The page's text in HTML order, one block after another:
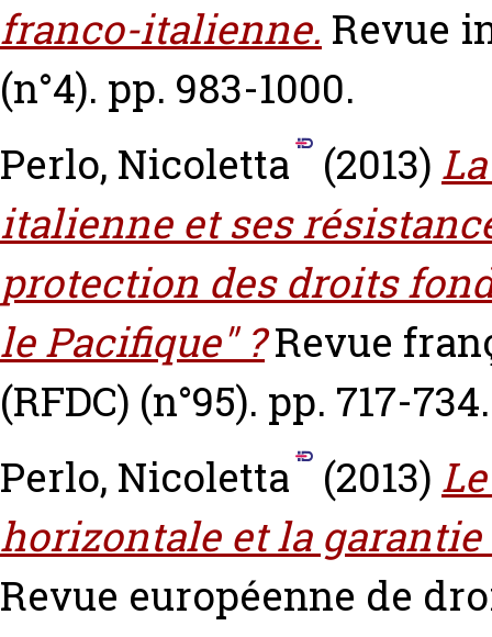
franco-italienne. Revue
(n°4). pp. 983-1000.
Perlo, Nicoletta
(2013)
italienne et ses
protection des droits
le Pacifique" ? Revue
(RFDC) (n°95). pp. 717-734.
Perlo, Nicoletta
(2013)
horizontale et la
Revue européenne de